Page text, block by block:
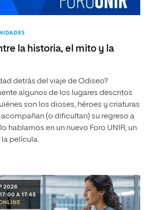
la historia, el mito y la
detrás del viaje de Odiseo?
algunos de los lugares descritos
son los dioses, héroes y criaturas
(o dificultan) su regreso a
hablamos en un nuevo Foro UNIR; un
la película.
2026
17:00 A 17:45